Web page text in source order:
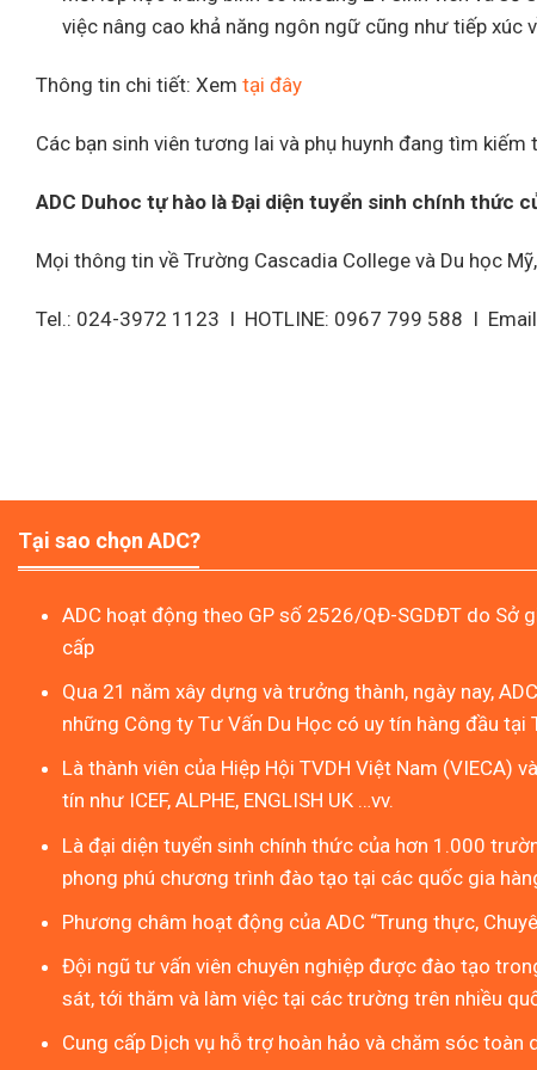
việc nâng cao khả năng ngôn ngữ cũng như tiếp xúc
Thông tin chi tiết: Xem tại đây
Các bạn sinh viên tương lai và phụ huynh đang tìm kiếm
ADC Duhoc tự hào là Đại diện tuyển sinh chính thức
Mọi thông tin về Trường Cascadia College và Du học
Tel.: 024-3972 1123 I HOTLINE: 0967 799 588 I
Tại sao chọn ADC?
ADC hoạt động theo GP số 2526/QĐ-SGDĐT do Sở
cấp
Qua 21 năm xây dựng và trưởng thành, ngày nay,
những Công ty Tư Vấn Du Học có uy tín hàng đầu tại
Là thành viên của Hiệp Hội TVDH Việt Nam (VIECA)
tín như ICEF, ALPHE, ENGLISH UK …vv.
Là đại diện tuyển sinh chính thức của hơn 1.000
phong phú chương trình đào tạo tại các quốc gia
Phương châm hoạt động của ADC “Trung thực,
Đội ngũ tư vấn viên chuyên nghiệp được đào tạo
sát, tới thăm và làm việc tại các trường trên nhiều
Cung cấp Dịch vụ hỗ trợ hoàn hảo và chăm sóc toàn